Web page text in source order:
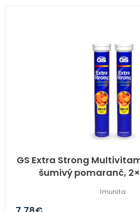
GS Extra Strong
šumivý pomaranč,
Imunita